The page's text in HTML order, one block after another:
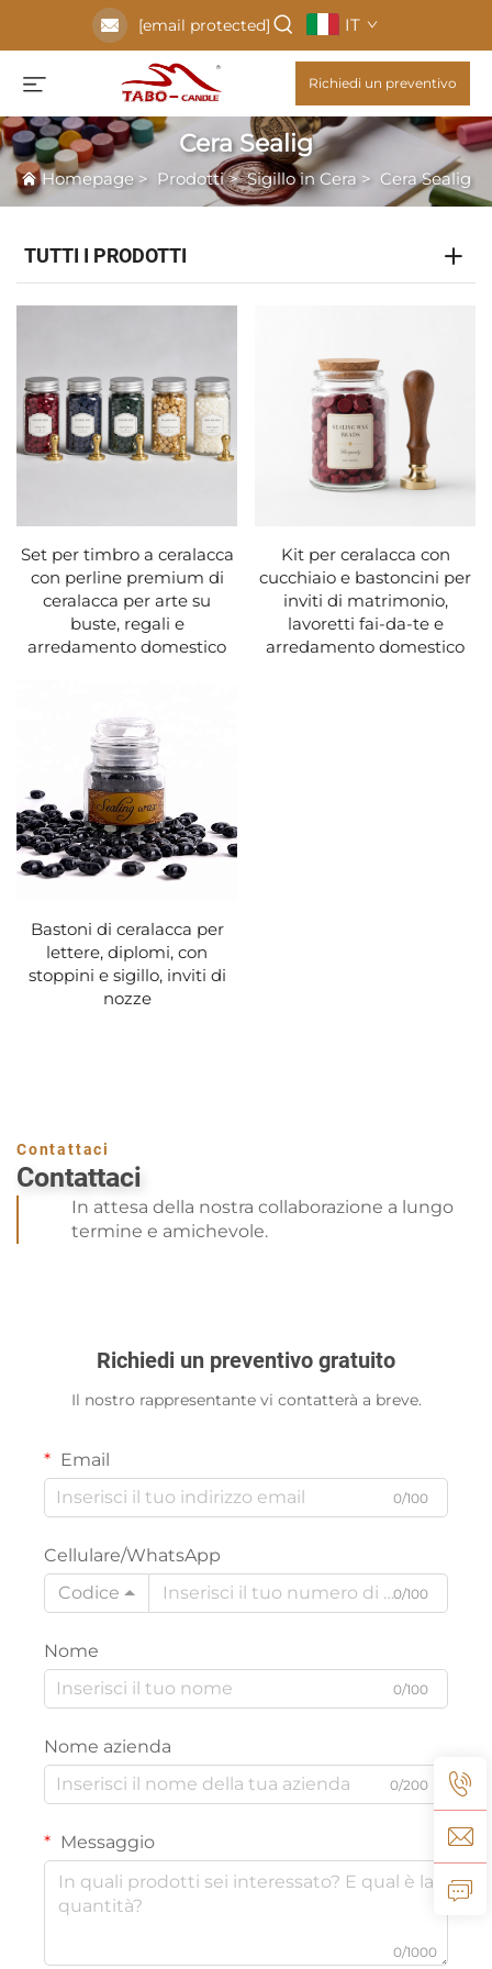
[email protected] IT
Richiedi un preventivo
Cera Sealig
Homepage> Prodotti>Sigillo in Cera > Cera Sealig
TUTTI I PRODOTTI
Set per timbro a ceralacca
con perline premium di
ceralacca per arte su
buste, regali e
arredamento domestico
Kit per ceralacca con
cucchiaio e bastoncini per
inviti di matrimonio,
lavoretti fai-da-te e
arredamento domestico
Bastoni di ceralacca per
lettere, diplomi, con
stoppini e sigillo, inviti di
nozze
Contattaci
Contattaci
In attesa della nostra collaborazione a lungo
termine e amichevole.
Richiedi un preventivo gratuito
Il nostro rappresentante vi contatterà a breve.
Email
0/100
Cellulare/WhatsApp
Codice
0/100
Nome
0/100
Nome azienda
0/200
Messaggio
0/1000